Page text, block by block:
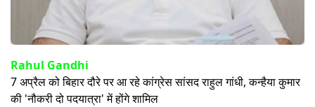
Rahul Gandhi
7 अप्रैल को बिहार दौरे पर आ रहे कांग्रेस सांसद राहुल गांधी, कन्हैया कुमार
की 'नौकरी दो पदयात्रा' में होंगे शामिल